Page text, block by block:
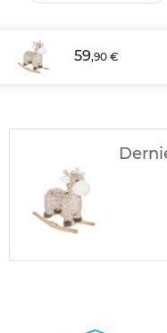
59,90 €